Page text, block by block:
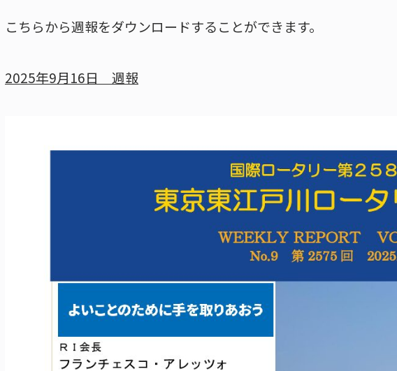
こちらから週報をダウンロードすることができます。
2025年9月16日 週報